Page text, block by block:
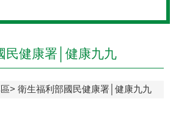
民健康署│健康九九
衛生福利部國民健康署│健康九九